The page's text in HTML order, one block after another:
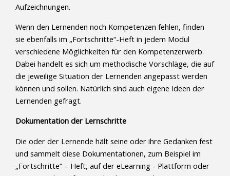
Aufzeichnungen.
Wenn den Lernenden noch Kompetenzen fehlen, finden
sie ebenfalls im „Fortschritte“-Heft in jedem Modul
verschiedene Möglichkeiten für den Kompetenzerwerb.
Dabei handelt es sich um methodische Vorschläge, die auf
die jeweilige Situation der Lernenden angepasst werden
können und sollen. Natürlich sind auch eigene Ideen der
Lernenden gefragt.
Dokumentation der Lernschritte
Die oder der Lernende hält seine oder ihre Gedanken fest
und sammelt diese Dokumentationen, zum Beispiel im
„Fortschritte“ – Heft, auf der eLearning - Plattform oder